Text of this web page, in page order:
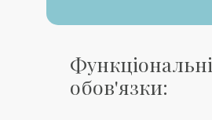
Функціональні
обов'язки: